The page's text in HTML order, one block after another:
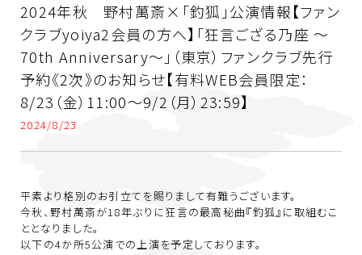
2024年秋 野村萬斎×「釣狐」公演情報【ファン
クラブyoiya2会員の方へ】「狂言ござる乃座 ～
70th Anniversary～」（東京）ファンクラブ先行
予約《2次》のお知らせ【有料WEB会員限定：
8/23（金）11:00～9/2（月）23:59】
2024/8/23
平素より格別のお引立てを賜りまして有難うございます。
今秋、野村萬斎が18年ぶりに狂言の最高秘曲『釣狐』に取組むこ
ととなりました。
以下の4か所5公演での上演を予定しております。